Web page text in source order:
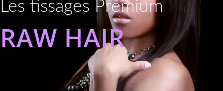
Les tissages Premium
RAW HAIR